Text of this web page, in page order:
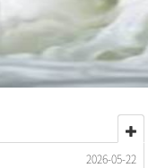
2026-05-22
2017-03-21